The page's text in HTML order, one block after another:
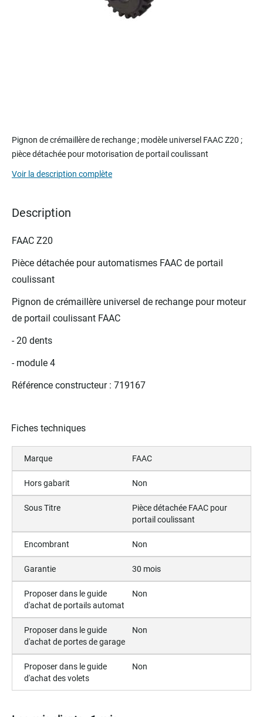
to
the
beginning
of
gallery
Pignon de crémaillère de rechange ; modèle universel FAAC Z20 ;
pièce détachée pour motorisation de portail coulissant
Voir la description complète
Description
FAAC Z20
Pièce détachée pour automatismes FAAC de portail
coulissant
Pignon de crémaillère universel de rechange pour moteur
de portail coulissant FAAC
- 20 dents
- module 4
Référence constructeur : 719167
Fiches techniques
Marque FAAC
Hors gabarit Non
Sous Titre
Pièce détachée FAAC pour
portail coulissant
Encombrant Non
Garantie 30 mois
Proposer dans le guide
d'achat de portails automat
Non
Proposer dans le guide
d'achat de portes de garage
Non
Proposer dans le guide
d'achat des volets
Non